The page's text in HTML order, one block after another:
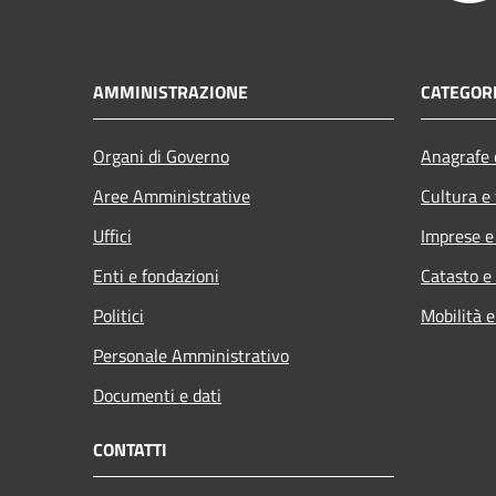
AMMINISTRAZIONE
Organi di Governo
Aree Amministrative
Uffici
Enti e fondazioni
Politici
Personale Amministrativo
Documenti e dati
Cultura
Imprese
Catasto
Mobilità
CONTATTI